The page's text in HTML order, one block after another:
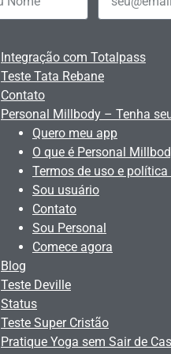
Integração com Totalpass
Teste Tata Rebane
Contato
Personal Millbody – Tenha
Quero meu app
O que é Personal
Termos de uso e
Sou usuário
Contato
Sou Personal
Comece agora
Blog
Teste Deville
Status
Teste Super Cristão
Pratique Yoga sem Sair de